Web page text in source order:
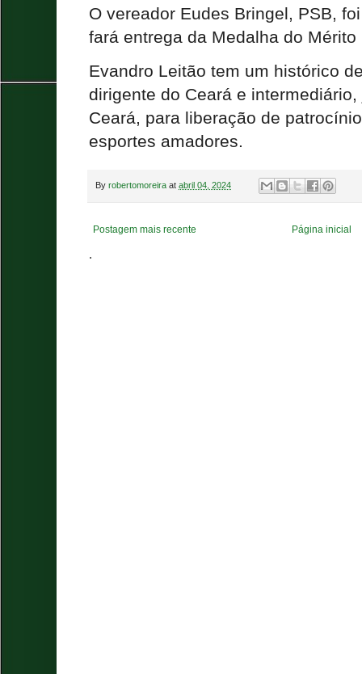
O vereador Eudes Bringel, PSB,
fará entrega da Medalha do
Evandro Leitão tem um histórico
dirigente do Ceará e
Ceará, para liberação de
esportes amadores.
By robertomoreira at abril 04, 2024
Postagem mais recente Página inicial
.